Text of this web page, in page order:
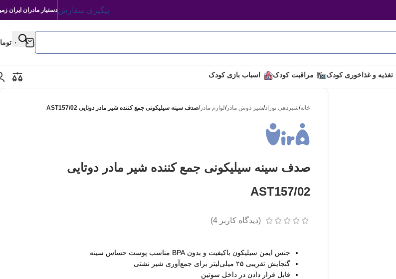
پیگیری سفارشدستیار مادران ایران
۰
تغذیه و غذاخوری کودک مراقبت کودک اسباب بازی کودک
خانه/شیردهی نوزاد/شیر دوش مادر/لوازم مادر/صدف سینه سیلیکونی جمع کننده شیر مادر دوتایی AST157/02
صدف سینه سیلیکونی جمع کننده شیر مادر دوتایی
AST157/02
(دیدگاه کاربر 4
)
جنس ایمن سیلیکون باکیفیت و بدون BPA مناسب پوست حساس سینه
گنجایش تقریبی ۲۵ میلی‌لیتر برای جمع‌آوری شیر نشتی
قابل قرار دادن در داخل سوتین